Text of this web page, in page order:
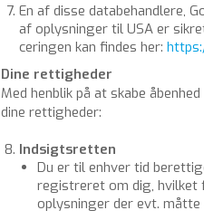
En af disse da­ta­be­hand­le­re,
af op­lys­nin­ger til USA er
ce­rin­gen kan fin­des her:
Dine ret­tig­he­der
Med hen­blik på at skabe
dine ret­tig­he­der:
Ind­sigts­ret­ten
Du er til en­hver tid
re­gi­stre­ret om dig, hvil­ket
op­lys­nin­ger der evt.